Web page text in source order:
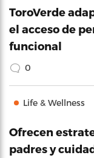
ToroVerde
el acceso de
funcional
0
Life & Wellness
Ofrecen
padres y